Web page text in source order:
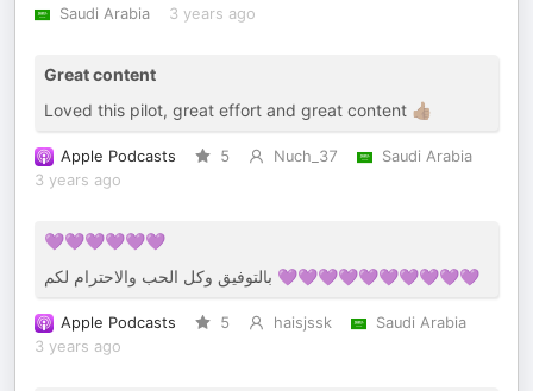
Saudi Arabia
3 years ago
Great content
Loved this pilot, great effort and great content 👍🏽
Apple Podcasts 5 Nuch_37
Saudi Arabia
3 years ago
💜💜💜💜💜💜
بالتوفيق وكل الحب والاحترام لكم 💜💜💜💜💜💜💜💜💜💜
Apple Podcasts 5 haisjssk
Saudi Arabia
3 years ago